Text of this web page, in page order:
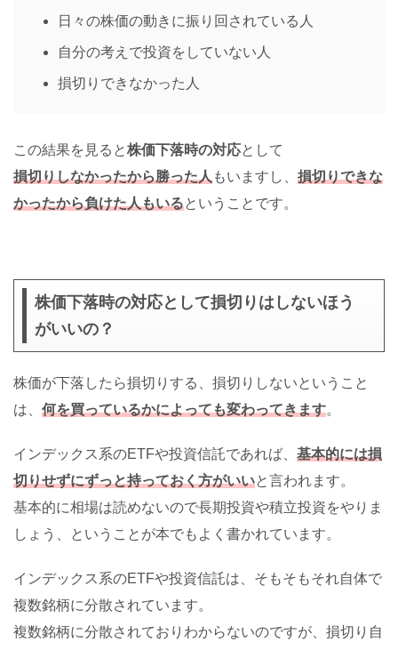
日々の株価の動きに振り回されている人
自分の考えで投資をしていない人
損切りできなかった人
この結果を見ると株価下落時の対応として
損切りしなかったから勝った人もいますし、 損切りできな
かったから負けた人もいるということです。
株価下落時の対応として損切りはしないほう
がいいの？
株価が下落したら損切りする、損切りしないということ
は、 何を買っているかによっても変わってきます。
インデックス系のETFや投資信託であれば、 基本的には損
切りせずにずっと持っておく方がいいと言われます。
基本的に相場は読めないので長期投資や積立投資をやりま
しょう、ということが本でもよく書かれています。
インデックス系のETFや投資信託は、そもそもそれ自体で
複数銘柄に分散されています。
複数銘柄に分散されておりわからないのですが、損切り自